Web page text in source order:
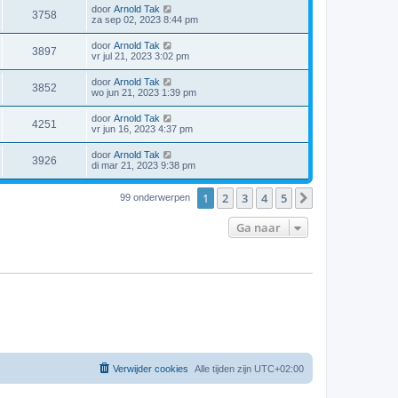
3758 door Arnold Tak
za sep 02, 2023 8:44 pm
3897 door Arnold Tak
vr jul 21, 2023 3:02 pm
3852 door Arnold Tak
wo jun 21, 2023 1:39 pm
4251 door Arnold Tak
vr jun 16, 2023 4:37 pm
3926 door Arnold Tak
di mar 21, 2023 9:38 pm
99 onderwerpen 1 2 3 4 5
Ga naar
Alle tijden zijn UTC+02:00
Verwijder cookies